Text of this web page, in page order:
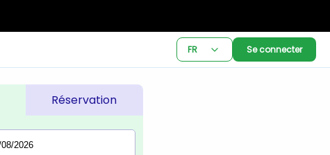
FR Se connecter
Réservation